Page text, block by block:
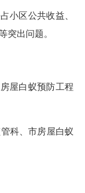
小区公共收益、
突出问题。
屋白蚁预防工程
科、市房屋白蚁